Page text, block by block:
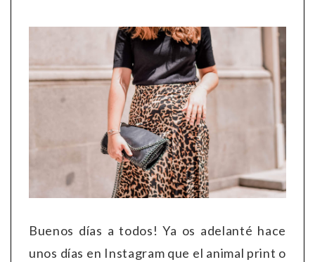
Buenos días a todos! Ya os adelanté hace
unos días en Instagram que el animal print o